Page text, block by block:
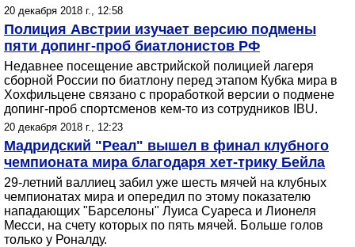
20 декабря 2018 г., 12:58
Полиция Австрии изучает версию подмены
пяти допинг-проб биатлонистов РФ
Недавнее посещение австрийской полицией лагеря
сборной России по биатлону перед этапом Кубка мира в
Хохфильцене связано с проработкой версии о подмене
допинг-проб спортсменов кем-то из сотрудников IBU.
20 декабря 2018 г., 12:23
Мадридский "Реал" вышел в финал клубного
чемпионата мира благодаря хет-трику Бейла
29-летний валлиец забил уже шесть мячей на клубных
чемпионатах мира и опередил по этому показателю
нападающих "Барселоны" Луиса Суареса и Лионеля
Месси, на счету которых по пять мячей. Больше голов
только у Роналду.